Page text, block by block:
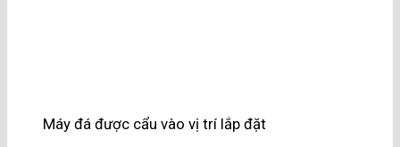
Máy đá được cẩu vào vị trí lắp đặt